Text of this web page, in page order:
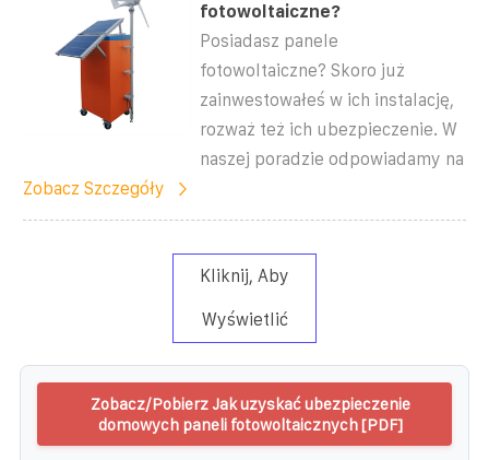
fotowoltaiczne?
Posiadasz panele
fotowoltaiczne? Skoro już
zainwestowałeś w ich instalację,
rozważ też ich ubezpieczenie. W
naszej poradzie odpowiadamy na
Zobacz Szczegóły
Kliknij, Aby
Wyświetlić
Zobacz/Pobierz Jak uzyskać ubezpieczenie
domowych paneli fotowoltaicznych [PDF]